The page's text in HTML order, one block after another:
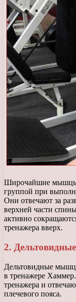
Широчайшие мышцы
группой при
Они отвечают за
верхней части
активно
тренажера вверх.
2.
Дельтовидные
в тренажере
тренажера и
плечевого пояса.